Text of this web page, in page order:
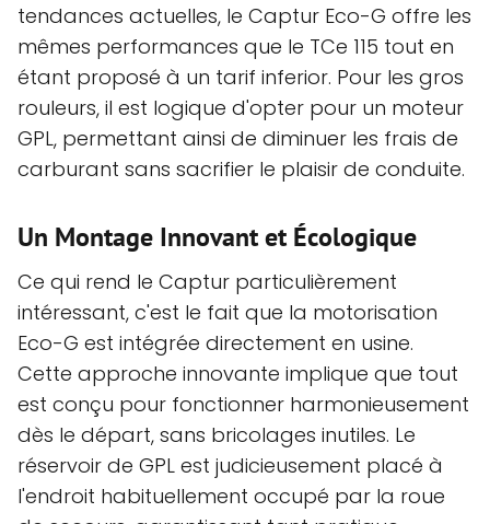
tendances actuelles, le Captur Eco-G offre les
mêmes performances que le TCe 115 tout en
étant proposé à un tarif inferior. Pour les gros
rouleurs, il est logique d'opter pour un moteur
GPL, permettant ainsi de diminuer les frais de
carburant sans sacrifier le plaisir de conduite.
Un Montage Innovant et Écologique
Ce qui rend le Captur particulièrement
intéressant, c'est le fait que la motorisation
Eco-G est intégrée directement en usine.
Cette approche innovante implique que tout
est conçu pour fonctionner harmonieusement
dès le départ, sans bricolages inutiles. Le
réservoir de GPL est judicieusement placé à
l'endroit habituellement occupé par la roue